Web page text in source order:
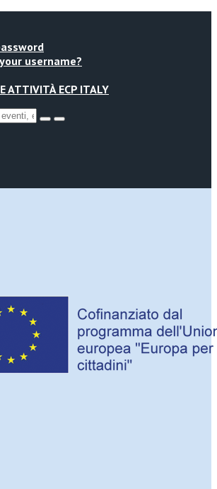
username?
ATTIVITÀ ECP ITALY